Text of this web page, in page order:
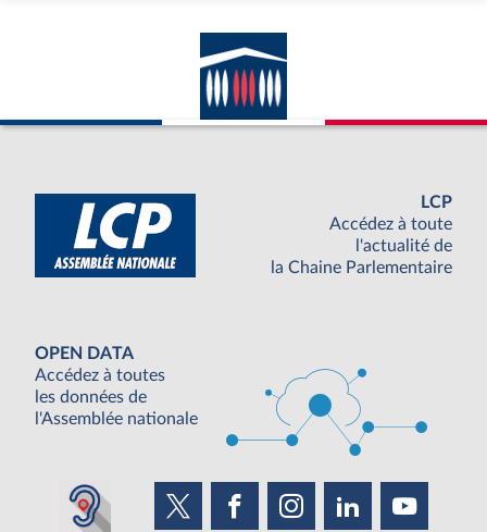
LCP
Accédez à toute
l'actualité de
la Chaine Parlementaire
OPEN DATA
Accédez à toutes
les données de
l'Assemblée nationale